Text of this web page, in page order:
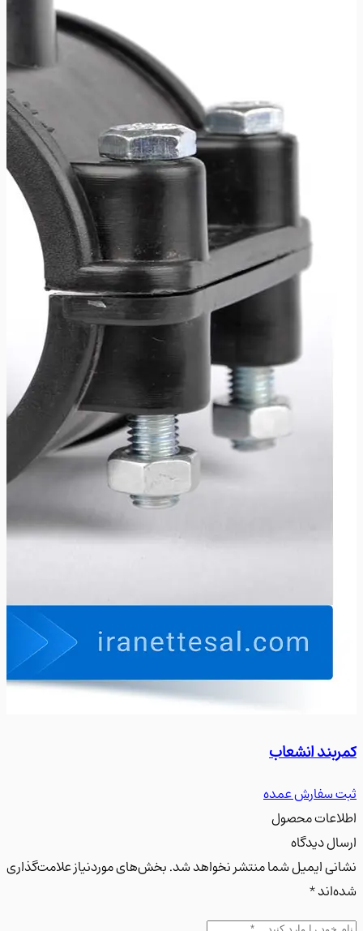
انشعاب
سفارش عمده
محصول
دیدگاه
ایمیل شما منتشر نخواهد شد. بخش‌های موردنیاز علامت‌گذاری
*